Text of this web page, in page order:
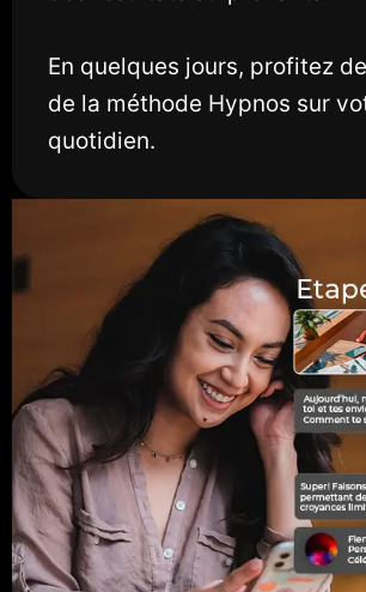
En quelques jours, profitez
de la méthode Hypnos sur
quotidien.